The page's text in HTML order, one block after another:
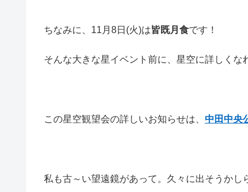
ちなみに、11月8日(火)は皆既月食です！
そんな大きな星イベント前に、星空に詳しくな
この星空観望会の詳しいお知らせは、 中田中央
私も古～い望遠鏡があって。久々に出そうかし